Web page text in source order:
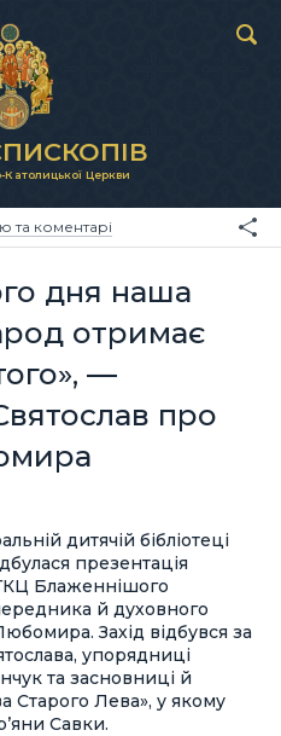
Католицької Церкви
та коментарі
дня наша
отримає
—
про
дитячій бібліотеці
презентація
Блаженнішого
й духовного
Захід відбувся за
упорядниці
та засновниці й
Старого Лева», у якому
Савки.